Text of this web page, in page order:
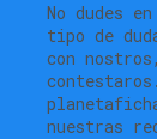
No dudes
tipo de
con
nuestras